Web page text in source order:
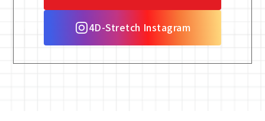
4D-Stretch Instagram